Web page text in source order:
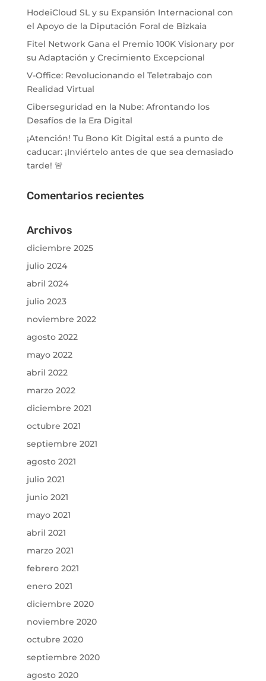
HodeiCloud SL y su Expansión Internacional con
el Apoyo de la Diputación Foral de Bizkaia
Fitel Network Gana el Premio 100K Visionary por
su Adaptación y Crecimiento Excepcional
V-Office: Revolucionando el Teletrabajo con
Realidad Virtual
Ciberseguridad en la Nube: Afrontando los
Desafíos de la Era Digital
¡Atención! Tu Bono Kit Digital está a punto de
caducar: ¡Inviértelo antes de que sea demasiado
tarde! 🚨
Comentarios recientes
Archivos
diciembre 2025
julio 2024
abril 2024
julio 2023
noviembre 2022
agosto 2022
mayo 2022
abril 2022
marzo 2022
diciembre 2021
octubre 2021
septiembre 2021
agosto 2021
julio 2021
junio 2021
mayo 2021
abril 2021
marzo 2021
febrero 2021
enero 2021
diciembre 2020
noviembre 2020
octubre 2020
septiembre 2020
agosto 2020